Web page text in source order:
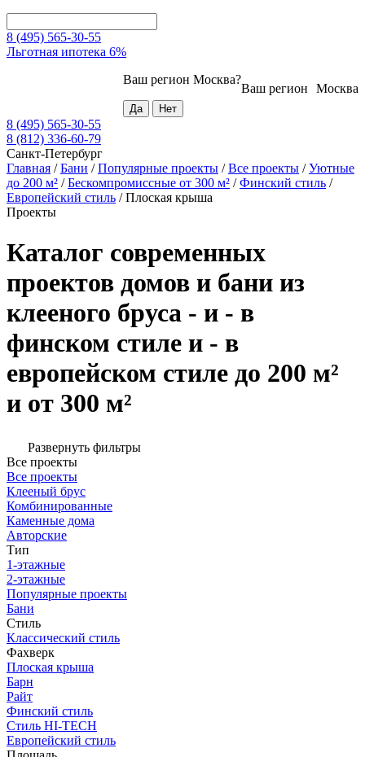
8 (495) 565-30-55
Льготная ипотека 6%
Москва
Ваш регион
Ваш регион Москва?
8 (495) 565-30-55
8 (812) 336-60-79
Санкт-Петербург
Главная /Бани /Популярные проекты /Все проекты /Уютные
до 200 м² /Бескомпромиссные от 300 м² /Финский стиль /
Европейский стиль /Плоская крыша
Проекты
Каталог современных
проектов домов и бани из
клееного бруса - и - в
финском стиле и - в
европейском стиле до 200 м²
и от 300 м²
Развернуть фильтры
Все проекты
Все проекты
Клееный брус
Комбинированные
Каменные дома
Авторские
Тип
1-этажные
2-этажные
Популярные проекты
Бани
Стиль
Классический стиль
Фахверк
Плоская крыша
Барн
Райт
Финский стиль
Стиль HI-TECH
Европейский стиль